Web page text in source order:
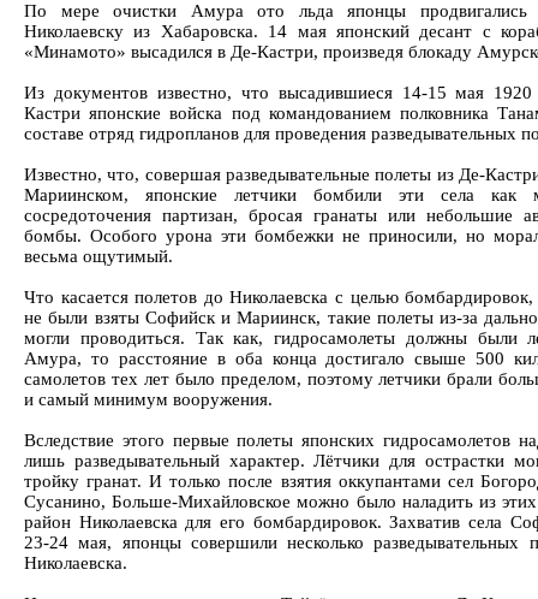
По мере очистки Амура ото льда японцы продвигались
Николаевску из Хабаровска. 14 мая японский десант с
«Минамото» высадился в Де-Кастри, произведя блокаду
Из документов известно, что высадившиеся 14-15 мая
Кастри японские войска под командованием полковника
составе отряд гидропланов для проведения разведывательных
Известно, что, совершая разведывательные полеты из Де-
Мариинском, японские летчики бомбили эти села как
сосредоточения партизан, бросая гранаты или небольшие
бомбы. Особого урона эти бомбежки не приносили, но
весьма ощутимый.
Что касается полетов до Николаевска с целью
не были взяты Софийск и Мариинск, такие полеты из-за
могли проводиться. Так как, гидросамолеты должны были
Амура, то расстояние в оба конца достигало свыше 500
самолетов тех лет было пределом, поэтому летчики брали
и самый минимум вооружения.
Вследствие этого первые полеты японских гидросамолетов
лишь разведывательный характер. Лётчики для острастки
тройку гранат. И только после взятия оккупантами сел
Сусанино, Больше-Михайловское можно было наладить из
район Николаевска для его бомбардировок. Захватив села
23-24 мая, японцы совершили несколько разведывательных
Николаевска.